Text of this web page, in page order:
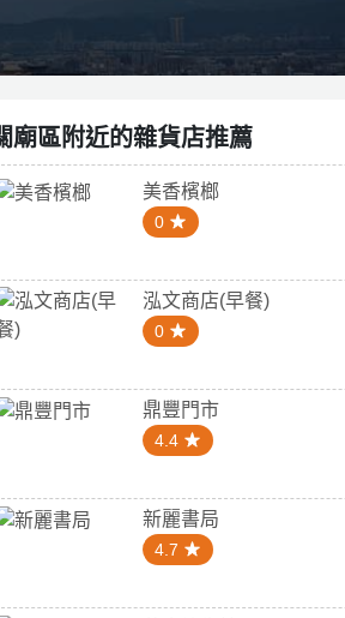
廟區附近的雜貨店推薦
美香檳榔
0
泓文商店(早餐)
0
鼎豐門市
4.4
新麗書局
4.7